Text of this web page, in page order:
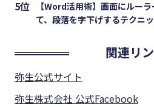
5位
【Word活用術】画面にルー
て、段落を字下げするテクニッ
関連リ
弥生公式サイト
弥生株式会社 公式Facebook